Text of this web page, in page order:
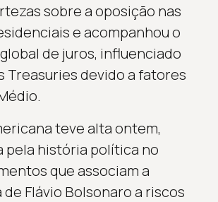
sobre a oposição nas
e acompanhou o
de juros, influenciado
Treasuries devido a fatores
teve alta ontem,
pela história política no
que associam a
Flávio Bolsonaro a riscos